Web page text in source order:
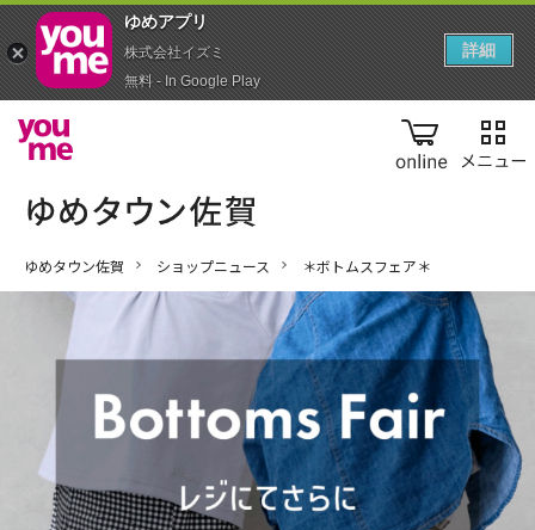
online
ゆめタウン佐賀 ショップニュース ＊ボトムスフェア＊
ゆめアプ‪リ‬
株式会社イズミ
無料 - In Google Play
詳細